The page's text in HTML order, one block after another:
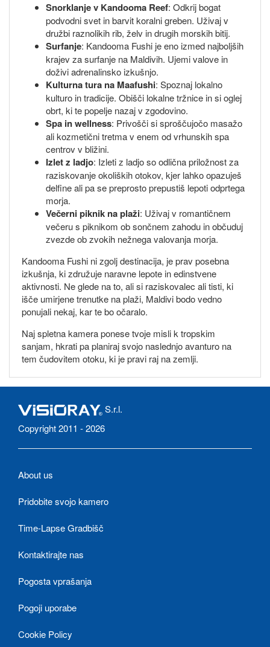
Snorklanje v Kandooma Reef: Odkrij bogat
podvodni svet in barvit koralni greben. Uživaj v
družbi raznolikih rib, želv in drugih morskih bitij.
Surfanje: Kandooma Fushi je eno izmed najboljših
krajev za surfanje na Maldivih. Ujemi valove in
doživi adrenalinsko izkušnjo.
Kulturna tura na Maafushi: Spoznaj lokalno
kulturo in tradicije. Obišči lokalne tržnice in si oglej
obrt, ki te popelje nazaj v zgodovino.
Spa in wellness: Privošči si sproščujočo masažo
ali kozmetični tretma v enem od vrhunskih spa
centrov v bližini.
Izlet z ladjo: Izleti z ladjo so odlična priložnost za
raziskovanje okoliških otokov, kjer lahko opazuješ
delfine ali pa se preprosto prepustiš lepoti odprtega
morja.
Večerni piknik na plaži: Uživaj v romantičnem
večeru s piknikom ob sončnem zahodu in občuduj
zvezde ob zvokih nežnega valovanja morja.
Kandooma Fushi ni zgolj destinacija, je prav posebna
izkušnja, ki združuje naravne lepote in edinstvene
aktivnosti. Ne glede na to, ali si raziskovalec ali tisti, ki
išče umirjene trenutke na plaži, Maldivi bodo vedno
ponujali nekaj, kar te bo očaralo.
Naj spletna kamera ponese tvoje misli k tropskim
sanjam, hkrati pa planiraj svojo naslednjo avanturo na
tem čudovitem otoku, ki je pravi raj na zemlji.
S.r.l.
Copyright 2011 - 2026
About us
Pridobite svojo kamero
Time-Lapse Gradbišč
Kontaktirajte nas
Pogosta vprašanja
Pogoji uporabe
Cookie Policy